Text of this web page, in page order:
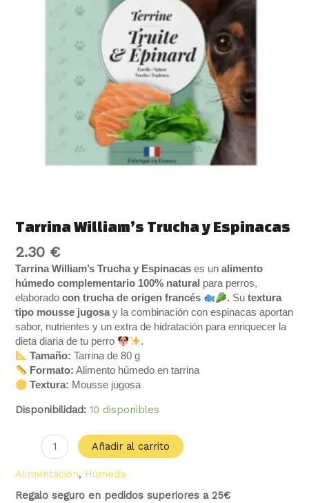
Tarrina William’s Trucha y Espinacas
2.30 €
Tarrina William’s Trucha y Espinacas es unalimento
húmedo complementario 100% natural para perros,
elaboradocon trucha de origen francés . Su textura
tipo mousse jugosa y la combinación con espinacas aportan
sabor, nutrientes y un extra de hidratación para enriquecer la
dieta diaria de tu perro
.
Tamaño: Tarrina de 80 g
Formato: Alimento húmedo en tarrina
Textura: Mousse jugosa
Disponibilidad: 10 disponibles
Añadir al carrito
Alimentación, Húmeda
Regalo seguro en pedidos superiores a 25€